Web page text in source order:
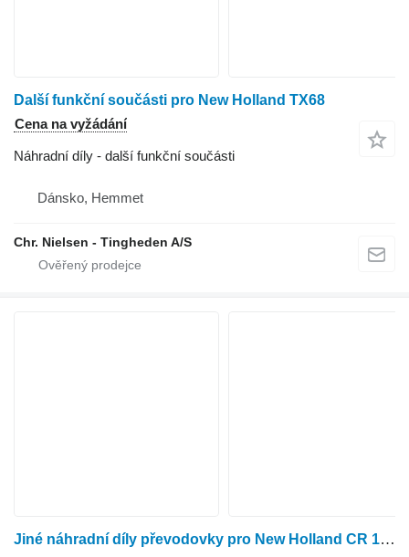
Další funkční součásti pro New Holland TX68
Cena na vyžádání
Náhradní díly - další funkční součásti
Dánsko, Hemmet
Chr. Nielsen - Tingheden A/S
Jiné náhradní díly převodovky pro New Holland CR 10.90